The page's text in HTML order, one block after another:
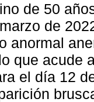
de 50
de
anormal
que acude
el día 12